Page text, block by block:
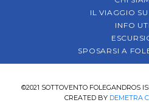
IL VIAGGIO
INFO
SPOSARSI A
©2021 SOTTOVENTO FOLEGANDROS
CREATED BY DEMETRA